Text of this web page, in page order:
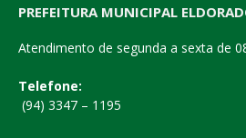
PREFEITURA MUNICIPAL
Atendimento de segunda a sexta de
Telefone:
(94) 3347 – 1195